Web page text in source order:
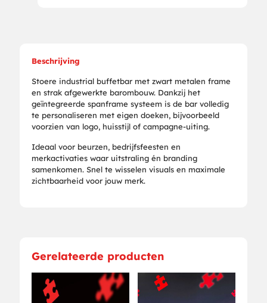
Beschrijving
Stoere industrial buffetbar met zwart metalen frame
en strak afgewerkte barombouw. Dankzij het
geïntegreerde spanframe systeem is de bar volledig
te personaliseren met eigen doeken, bijvoorbeeld
voorzien van logo, huisstijl of campagne-uiting.
Ideaal voor beurzen, bedrijfsfeesten en
merkactivaties waar uitstraling én branding
samenkomen. Snel te wisselen visuals en maximale
zichtbaarheid voor jouw merk.
Gerelateerde producten